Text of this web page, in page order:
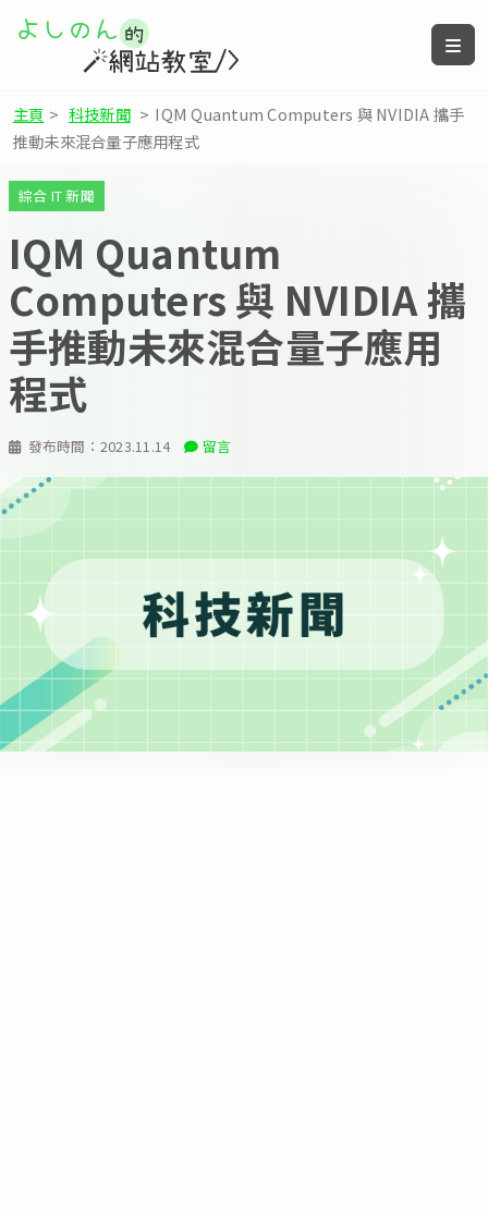
主頁 > 科技新聞 > IQM Quantum Computers 與 NVIDIA 攜手
推動未來混合量子應用程式
發布時間： 2023.11.14 留言
綜合 IT 新聞
IQM Quantum
Computers 與 NVIDIA 攜
手推動未來混合量子應用
程式